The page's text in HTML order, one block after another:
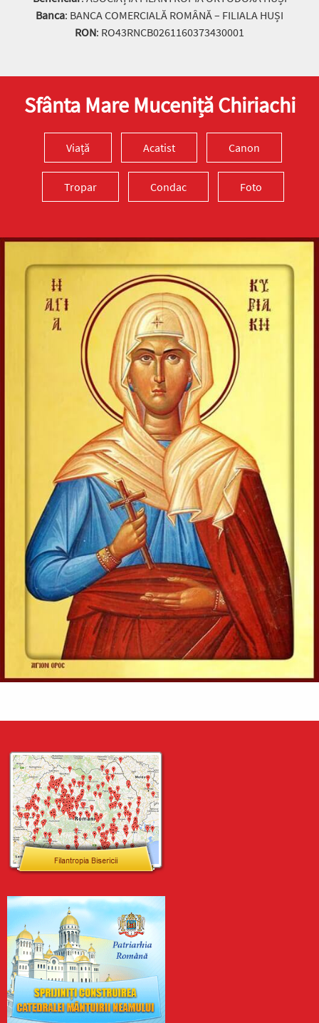
Banca: BANCA COMERCIALĂ ROMÂNĂ – FILIALA HUȘI
RON: RO43RNCB0261160373430001
Sfânta Mare Muceniță Chiriachi
Viață Acatist Canon
Tropar Condac Foto